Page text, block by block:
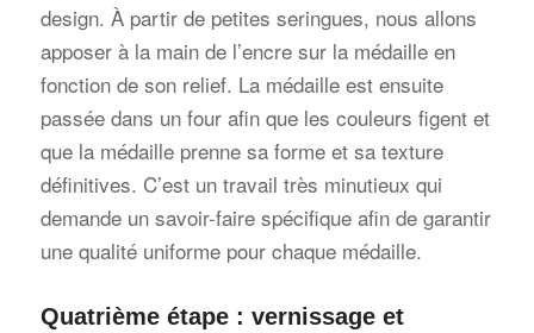
design. À partir de petites seringues, nous allons
apposer à la main de l’encre sur la médaille en
fonction de son relief. La médaille est ensuite
passée dans un four afin que les couleurs figent et
que la médaille prenne sa forme et sa texture
définitives. C’est un travail très minutieux qui
demande un savoir-faire spécifique afin de garantir
une qualité uniforme pour chaque médaille.
Quatrième étape : vernissage et